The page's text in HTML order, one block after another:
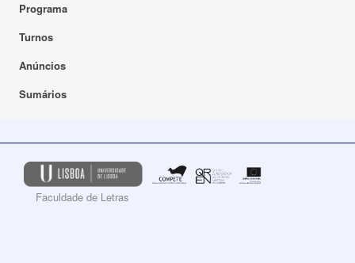
Programa
Turnos
Anúncios
Sumários
Faculdade de Letras